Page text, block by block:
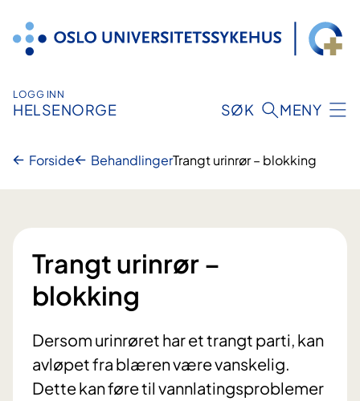
innhold
LOGG INN
HELSENORGE SØK MENY
Forside BehandlingerTrangt urinrør – blokking
Trangt urinrør –
blokking
Dersom urinrøret har et trangt parti, kan
avløpet fra blæren være vanskelig.
Dette kan føre til vannlatingsproblemer